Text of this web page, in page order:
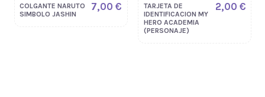
COLGANTE NARUTO
SIMBOLO JASHIN
7,00 €
TARJETA DE
IDENTIFICACION MY
HERO ACADEMIA
(PERSONAJE)
2,00 €